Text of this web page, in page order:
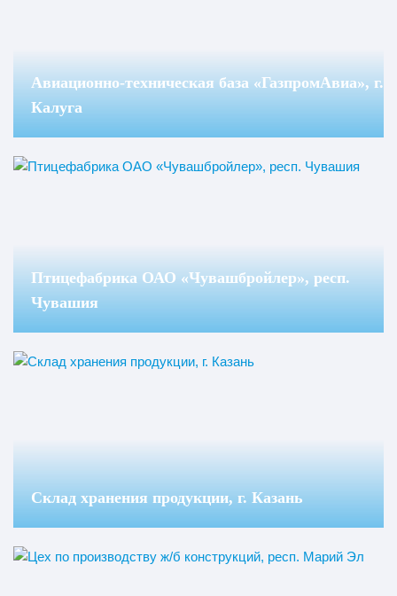
Авиационно-техническая база «ГазпромАвиа», г.
Калуга
Птицефабрика ОАО «Чувашбройлер», респ.
Чувашия
Склад хранения продукции, г. Казань